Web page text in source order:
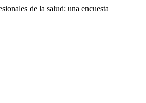
de la salud: una encuesta